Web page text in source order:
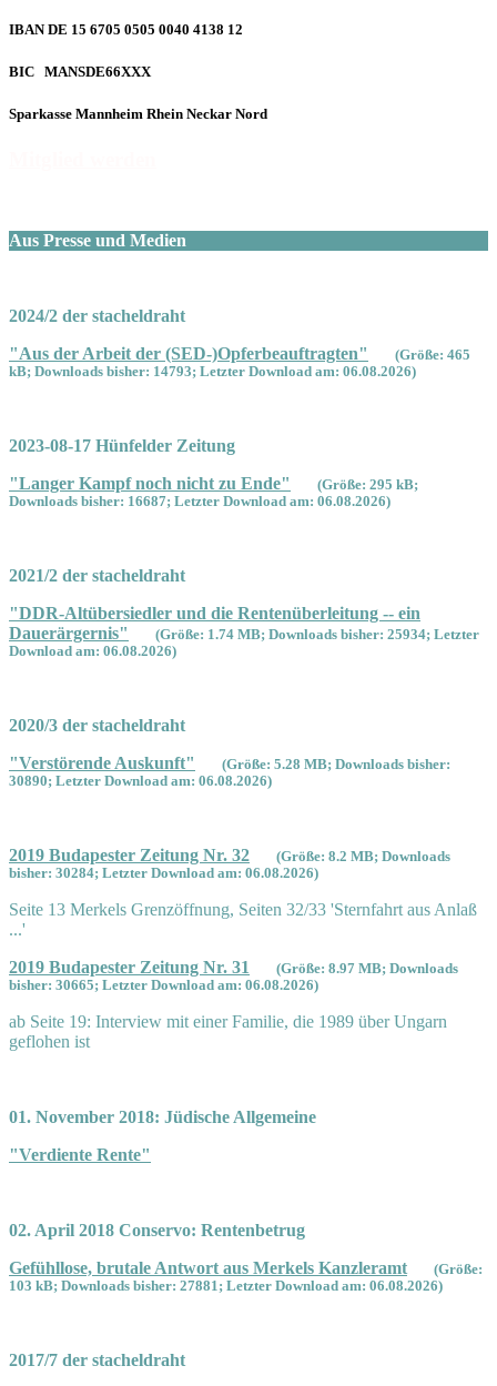
IBAN DE 15 6705 0505 0040 4138 12
BIC MANSDE66XXX
Sparkasse Mannheim Rhein Neckar Nord
Aus Presse und Medien
2024/2 der stacheldraht
"Aus der Arbeit der (SED-)Opferbeauftragten"
(Größe: 465
kB; Downloads bisher: 14793; Letzter Download am: 06.08.2026)
2023-08-17 Hünfelder Zeitung
"Langer Kampf noch nicht zu Ende"
(Größe: 295 kB;
Downloads bisher: 16687; Letzter Download am: 06.08.2026)
2021/2 der stacheldraht
"DDR-Altübersiedler und die Rentenüberleitung -- ein
Dauerärgernis"
(Größe: 1.74 MB; Downloads bisher: 25934; Letzter
Download am: 06.08.2026)
2020/3 der stacheldraht
"Verstörende Auskunft"
(Größe: 5.28 MB; Downloads bisher:
30890; Letzter Download am: 06.08.2026)
2019 Budapester Zeitung Nr. 32
(Größe: 8.2 MB; Downloads
bisher: 30284; Letzter Download am: 06.08.2026)
Seite 13 Merkels Grenzöffnung, Seiten 32/33 'Sternfahrt aus Anlaß
...'
2019 Budapester Zeitung Nr. 31
(Größe: 8.97 MB; Downloads
bisher: 30665; Letzter Download am: 06.08.2026)
ab Seite 19: Interview mit einer Familie, die 1989 über Ungarn
geflohen ist
01. November 2018: Jüdische Allgemeine
"Verdiente Rente"
02. April 2018 Conservo: Rentenbetrug
Gefühllose, brutale Antwort aus Merkels Kanzleramt
(Größe:
103 kB; Downloads bisher: 27881; Letzter Download am: 06.08.2026)
2017/7 der stacheldraht